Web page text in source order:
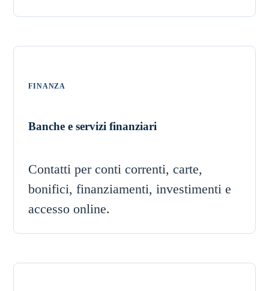
FINANZA
Banche e servizi finanziari
Contatti per conti correnti, carte,
bonifici, finanziamenti, investimenti e
accesso online.